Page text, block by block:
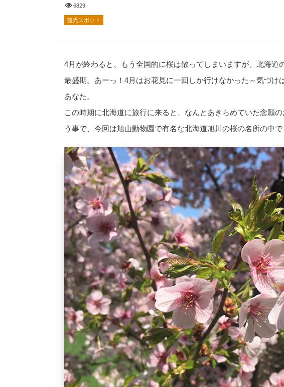
6829
観光スポット
4月が終わると、もう全国的に桜は散ってしまいますが、北海道
最盛期。あーっ！4月はお花見に一回しか行けなかった～気づけ
あなた。
この時期に北海道に旅行に来ると、なんとあきらめていた念願
う事で、今回は旭山動物園で有名な北海道旭川の桜の名所の中